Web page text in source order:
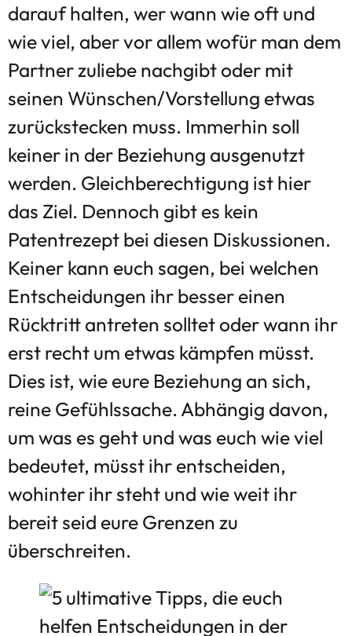
darauf halten, wer wann wie oft und
wie viel, aber vor allem wofür man dem
Partner zuliebe nachgibt oder mit
seinen Wünschen/Vorstellung etwas
zurückstecken muss. Immerhin soll
keiner in der Beziehung ausgenutzt
werden. Gleichberechtigung ist hier
das Ziel. Dennoch gibt es kein
Patentrezept bei diesen Diskussionen.
Keiner kann euch sagen, bei welchen
Entscheidungen ihr besser einen
Rücktritt antreten solltet oder wann ihr
erst recht um etwas kämpfen müsst.
Dies ist, wie eure Beziehung an sich,
reine Gefühlssache. Abhängig davon,
um was es geht und was euch wie viel
bedeutet, müsst ihr entscheiden,
wohinter ihr steht und wie weit ihr
bereit seid eure Grenzen zu
überschreiten.